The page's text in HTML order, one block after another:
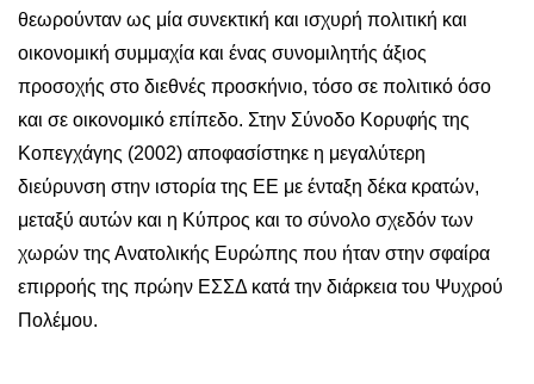
θεωρούνταν ως μία συνεκτική και ισχυρή πολιτική και
οικονομική συμμαχία και ένας συνομιλητής άξιος
προσοχής στο διεθνές προσκήνιο, τόσο σε πολιτικό όσο
και σε οικονομικό επίπεδο. Στην Σύνοδο Κορυφής της
Κοπεγχάγης (2002) αποφασίστηκε η μεγαλύτερη
διεύρυνση στην ιστορία της ΕΕ με ένταξη δέκα κρατών,
μεταξύ αυτών και η Κύπρος και το σύνολο σχεδόν των
χωρών της Ανατολικής Ευρώπης που ήταν στην σφαίρα
επιρροής της πρώην ΕΣΣΔ κατά την διάρκεια του Ψυχρού
Πολέμου.